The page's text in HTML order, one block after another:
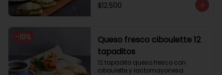
$12.500
-19%
Queso fresco ciboulette 12
tapaditos
12 tapadito queso fresco con
ciboulette y lactomayonesa